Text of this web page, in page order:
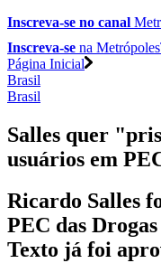
Inscreva-se no canal
Inscreva-se na
Página Inicial
Brasil
Brasil
Salles quer
usuários em
Ricardo Salles
PEC das
Texto já foi